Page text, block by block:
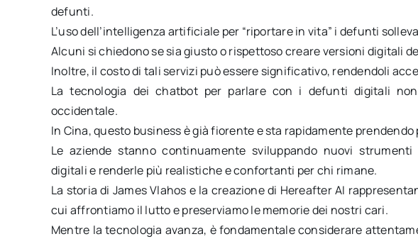
defunti.
L’uso dell’intelligenza artificiale per “riportare in vita” i defunti
Alcuni si chiedono se sia giusto o rispettoso creare versioni digitali
Inoltre, il costo di tali servizi può essere significativo, rendendoli
La tecnologia dei chatbot per parlare con i defunti digitali
occidentale.
In Cina, questo business è già fiorente e sta rapidamente
Le aziende stanno continuamente sviluppando nuovi
digitali e renderle più realistiche e confortanti per chi rimane.
La storia di James Vlahos e la creazione di Hereafter AI
cui affrontiamo il lutto e preserviamo le memorie dei nostri cari.
Mentre la tecnologia avanza, è fondamentale considerare